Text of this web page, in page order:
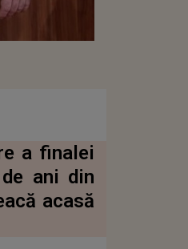
a finalei
ani din
acasă